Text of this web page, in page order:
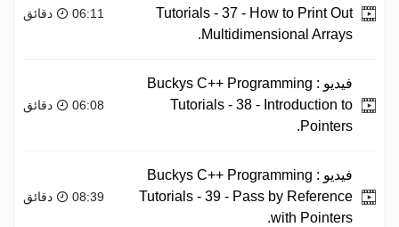
Tutorials - 37 - How to Print Out
Multidimensional Arrays.
06:11 دقائق
فيديو : Buckys C++ Programming
Tutorials - 38 - Introduction to
Pointers.
06:08 دقائق
فيديو : Buckys C++ Programming
Tutorials - 39 - Pass by Reference
with Pointers.
08:39 دقائق